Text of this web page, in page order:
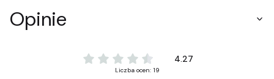
Opinie
4.27
Liczba ocen: 19